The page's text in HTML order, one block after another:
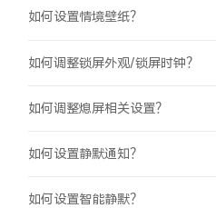
如何设置情境壁纸？
如何调整锁屏外观/锁屏时钟？
如何调整熄屏相关设置？
如何设置静默通知？
如何设置智能静默？